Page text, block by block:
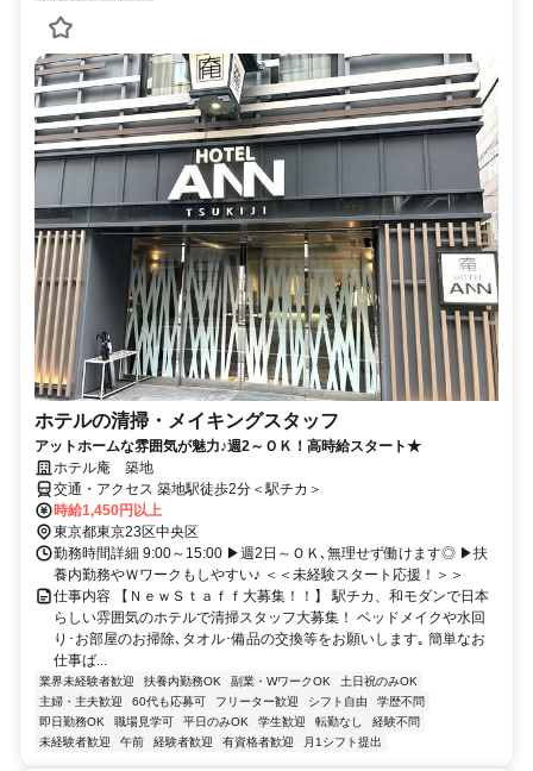
ホテルの清掃・メイキングスタッフ
アットホームな雰囲気が魅力♪週2～ＯＫ！高時給スタート★
ホテル庵 築地
交通・アクセス 築地駅徒歩2分＜駅チカ＞
時給1,450円以上
東京都東京23区中央区
勤務時間詳細 9:00～15:00 ▶週2日～ＯＫ､無理せず働けます◎ ▶扶
養内勤務やＷワークもしやすい♪ ＜＜未経験スタート応援！＞＞
仕事内容 【ＮｅｗＳｔａｆｆ大募集！！】 駅チカ、和モダンで日本
らしい雰囲気のホテルで清掃スタッフ大募集！ ベッドメイクや水回
り･お部屋のお掃除､タオル･備品の交換等をお願いします｡ 簡単なお
仕事ば...
業界未経験者歓迎 扶養内勤務OK 副業・WワークOK
土日祝のみOK
主婦・主夫歓迎
60代も応募可 フリーター歓迎 シフト自由
学歴不問
即日勤務OK
職場見学可 平日のみOK 学生歓迎 転勤なし
経験不問
未経験者歓迎
午前 経験者歓迎 有資格者歓迎 月1シフト提出